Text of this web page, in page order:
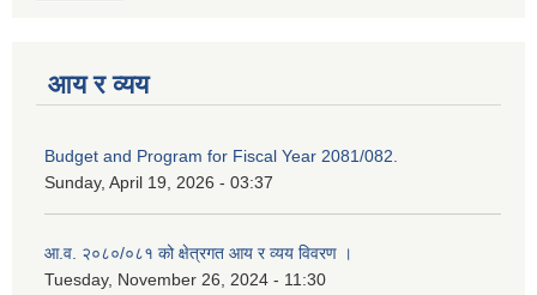
आय र व्यय
Budget and Program for Fiscal Year 2081/082.
Sunday, April 19, 2026 - 03:37
आ.व. २०८०/०८१ को क्षेत्रगत आय र व्यय विवरण ।
Tuesday, November 26, 2024 - 11:30